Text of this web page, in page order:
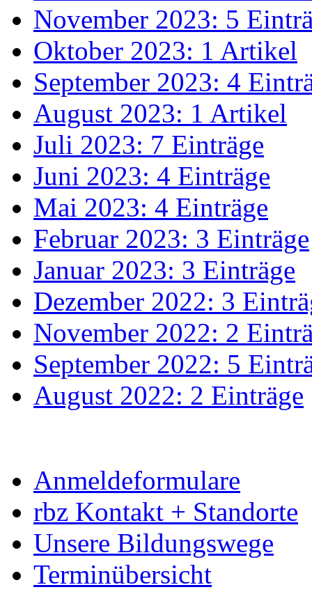
November 2023: 5
Oktober 2023: 1 Artikel
September 2023: 4
August 2023: 1 Artikel
Juli 2023: 7 Einträge
Juni 2023: 4 Einträge
Mai 2023: 4 Einträge
Februar 2023: 3 Einträge
Januar 2023: 3 Einträge
Dezember 2022: 3
November 2022: 2
September 2022: 5
August 2022: 2 Einträge
Anmeldeformulare
rbz Kontakt + Standorte
Unsere Bildungswege
Terminübersicht